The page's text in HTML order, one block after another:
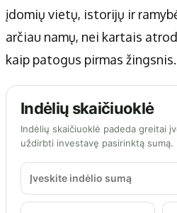
įdomių vietų, istorijų ir
arčiau namų, nei kartais
kaip patogus pirmas žingsnis.